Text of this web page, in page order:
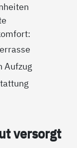
Aufzug
ver­sorgt